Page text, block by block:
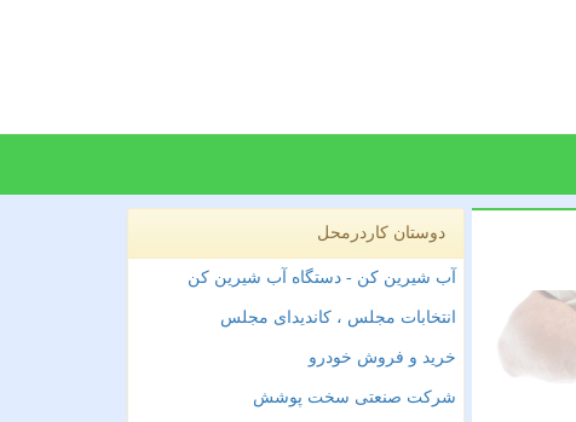
دوستان کاردرمحل
آب شیرین کن - دستگاه آب شیرین کن
انتخابات مجلس ، کاندیدای مجلس
خرید و فروش خودرو
شرکت صنعتی سخت پوشش